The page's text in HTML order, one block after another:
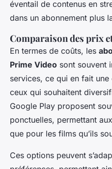
éventail de contenus en
dans un abonnement plus
Comparaison des prix
En termes de coûts, les
Prime Video sont souvent
services, ce qui en fait
ceux qui souhaitent
Google Play proposent
ponctuelles, permettant
que pour les films qu’ils
Ces options peuvent